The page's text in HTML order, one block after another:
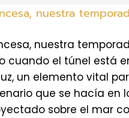
nuestra
nuestra
cuando el túnel está
un elemento vital
que se hacía en
sobre el mar